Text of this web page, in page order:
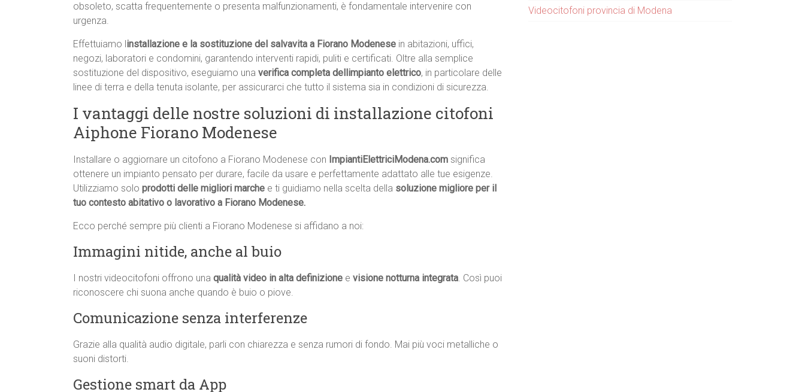
obsoleto, scatta frequentemente o presenta malfunzionamenti, è fondamentale intervenire con
urgenza.
Effettuiamo l installazione e la sostituzione del salvavita a Fiorano Modenese in abitazioni, uffici,
negozi, laboratori e condomini, garantendo interventi rapidi, puliti e certificati. Oltre alla semplice
sostituzione del dispositivo, eseguiamo una verifica completa dellimpianto elettrico, in particolare delle
linee di terra e della tenuta isolante, per assicurarci che tutto il sistema sia in condizioni di sicurezza.
I vantaggi delle nostre soluzioni di installazione citofoni
Aiphone Fiorano Modenese
Installare o aggiornare un citofono a Fiorano Modenese con ImpiantiElettriciModena.com significa
ottenere un impianto pensato per durare, facile da usare e perfettamente adattato alle tue esigenze.
Utilizziamo solo prodotti delle migliori marche e ti guidiamo nella scelta della soluzione migliore per il
tuo contesto abitativo o lavorativo a Fiorano Modenese.
Ecco perché sempre più clienti a Fiorano Modenese si affidano a noi:
Immagini nitide, anche al buio
I nostri videocitofoni offrono una qualità video in alta definizione e visione notturna integrata. Così puoi
riconoscere chi suona anche quando è buio o piove.
Comunicazione senza interferenze
Grazie alla qualità audio digitale, parli con chiarezza e senza rumori di fondo. Mai più voci metalliche o
suoni distorti.
Gestione smart da App
Videocitofoni provincia di Modena